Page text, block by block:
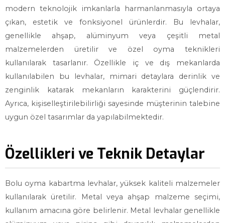
modern teknolojik imkanlarla harmanlanmasıyla ortaya
çıkan, estetik ve fonksiyonel ürünlerdir. Bu levhalar,
genellikle ahşap, alüminyum veya çeşitli metal
malzemelerden üretilir ve özel oyma teknikleri
kullanılarak tasarlanır. Özellikle iç ve dış mekanlarda
kullanılabilen bu levhalar, mimari detaylara derinlik ve
zenginlik katarak mekanların karakterini güçlendirir.
Ayrıca, kişiselleştirilebilirliği sayesinde müşterinin talebine
uygun özel tasarımlar da yapılabilmektedir.
Özellikleri ve Teknik Detaylar
Bolu oyma kabartma levhalar, yüksek kaliteli malzemeler
kullanılarak üretilir. Metal veya ahşap malzeme seçimi,
kullanım amacına göre belirlenir. Metal levhalar genellikle